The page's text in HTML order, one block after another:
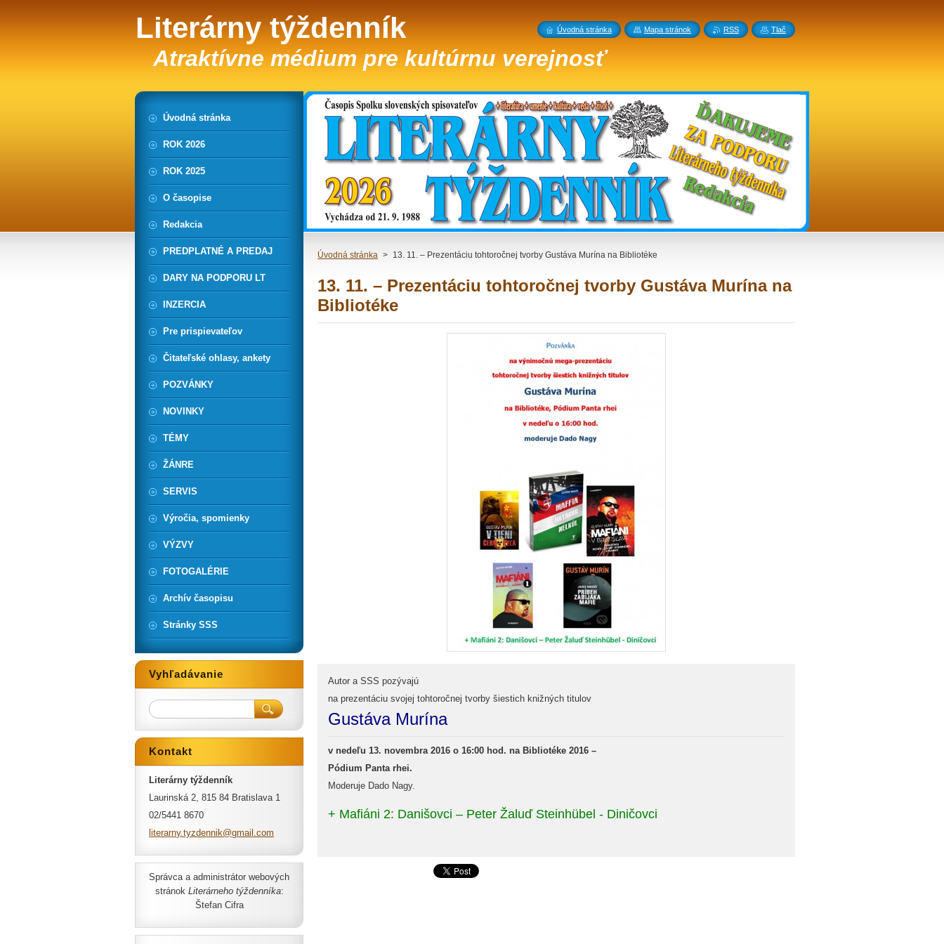
Literárny týždenník
Atraktívne médium pre kultúrnu verejnosť
Úvodná stránka > 13. 11. – Prezentáciu tohtoročnej tvorby Gustáva Murína na Bibliotéke
13. 11. – Prezentáciu tohtoročnej tvorby Gustáva Murína na
Bibliotéke
Autor a SSS pozývajú
na prezentáciu svojej tohtoročnej tvorby šiestich knižných titulov
Gustáva Murína
v nedeľu 13. novembra 2016 o 16:00 hod. na Bibliotéke 2016 –
Pódium Panta rhei.
Moderuje Dado Nagy.
+ Mafiáni 2: Danišovci – Peter Žaluď Steinhübel - Diničovci
Úvodná stránka
ROK 2026
ROK 2025
O časopise
Redakcia
PREDPLATNÉ A PREDAJ
DARY NA PODPORU LT
INZERCIA
Pre prispievateľov
Čitateľské ohlasy, ankety
POZVÁNKY
NOVINKY
TÉMY
ŽÁNRE
SERVIS
Výročia, spomienky
VÝZVY
FOTOGALÉRIE
Archív časopisu
Stránky SSS
Vyhľadávanie
Kontakt
Literárny týždenník
Laurinská 2, 815 84 Bratislava 1
02/5441 8670
literarny.tyzdennik@gmai l.com
Správca a administrátor webových
stránok Literárneho týždenníka:
Štefan Cifra
Úvodná stránka Mapa stránok RSS Tlač